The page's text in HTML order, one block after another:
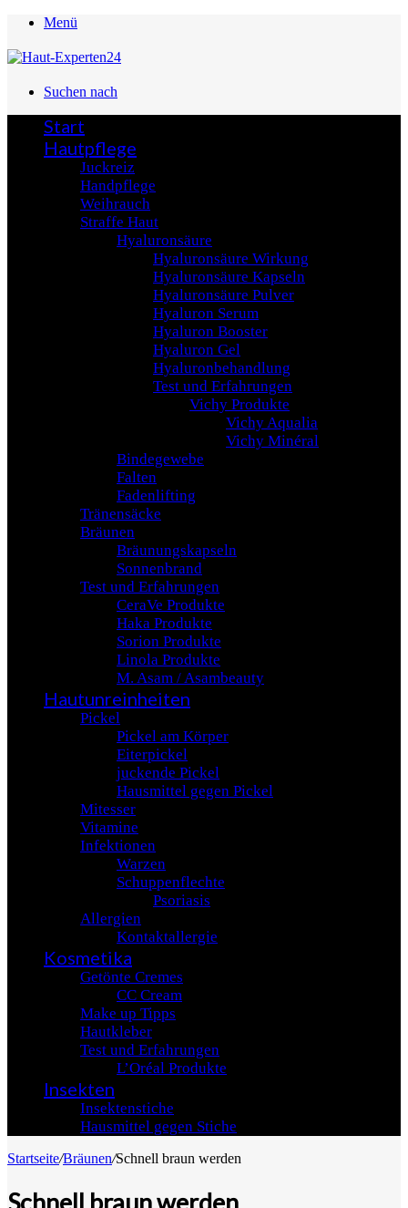
Menü
Suchen nach
Start
Hautpflege
Juckreiz
Handpflege
Weihrauch
Straffe Haut
Hyaluronsäure
Hyaluronsäure Wirkung
Hyaluronsäure Kapseln
Hyaluronsäure Pulver
Hyaluron Serum
Hyaluron Booster
Hyaluron Gel
Hyaluronbehandlung
Test und Erfahrungen
Vichy Produkte
Vichy Aqualia
Vichy Minéral
Bindegewebe
Falten
Fadenlifting
Tränensäcke
Bräunen
Bräunungskapseln
Sonnenbrand
Test und Erfahrungen
CeraVe Produkte
Haka Produkte
Sorion Produkte
Linola Produkte
M. Asam / Asambeauty
Hautunreinheiten
Pickel
Pickel am Körper
Eiterpickel
juckende Pickel
Hausmittel gegen Pickel
Mitesser
Vitamine
Infektionen
Warzen
Schuppenflechte
Psoriasis
Allergien
Kontaktallergie
Kosmetika
Getönte Cremes
CC Cream
Make up Tipps
Hautkleber
Test und Erfahrungen
L’Oréal Produkte
Insekten
Insektenstiche
Hausmittel gegen Stiche
Startseite/Bräunen/Schnell braun werden